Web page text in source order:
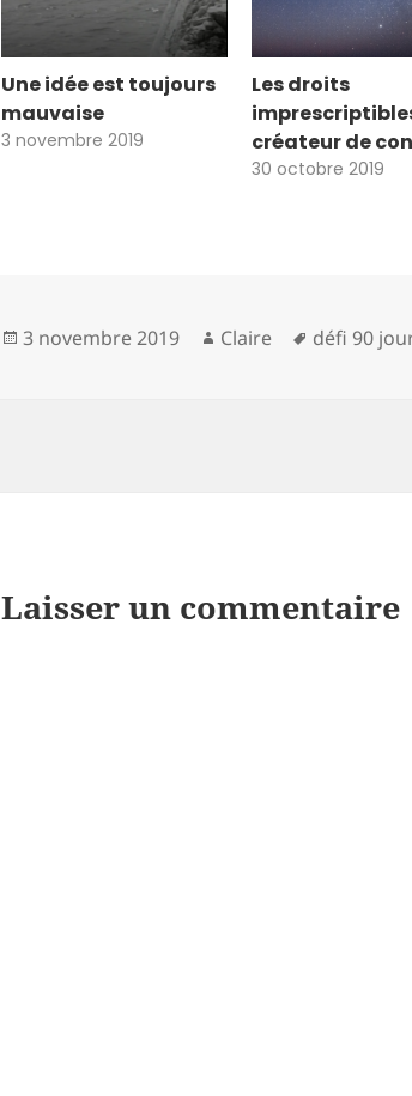
Une idée est toujours
mauvaise
3 novembre 2019
Les droits
créateur de
30 octobre 2019
Publié
3 novembre 2019 Auteur
Claire
Mots-
défi 90
Laisser un commentaire